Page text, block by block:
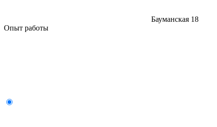
Бауманская 18
Опыт работы